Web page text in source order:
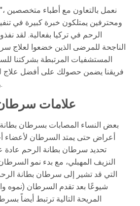
ومحترفين يمتلكون خبرة كبيرة في
الرحم في تركيا بفعالية. لقد
الناجحة للمرضى الذين خضعوا لعلاج
المستشفيات المرتبطة بشركتنا
فريقنا يضمن حصولك على أفضل علاج
واستمرار حياتك بنجاح.
علامات
بعض النساء المصابات بسرطان
أعراض حتى يمتد السرطان لأعضاء
تحديد سرطان بطانة الرحم
النزيف المهبلي، مع بدء نمو
التي قد تشير إلى سرطان بطانة
شيوعًا بعد تقدم السرطان (نموه
المريحة التالية ترتبط أيضاً